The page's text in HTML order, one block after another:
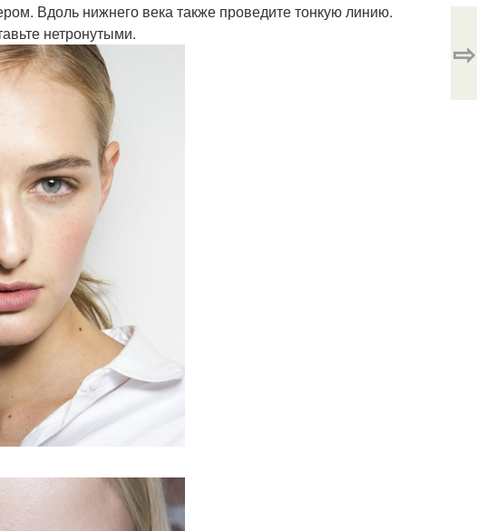
Вдоль нижнего века также проведите тонкую линию.
нетронутыми.
⇨